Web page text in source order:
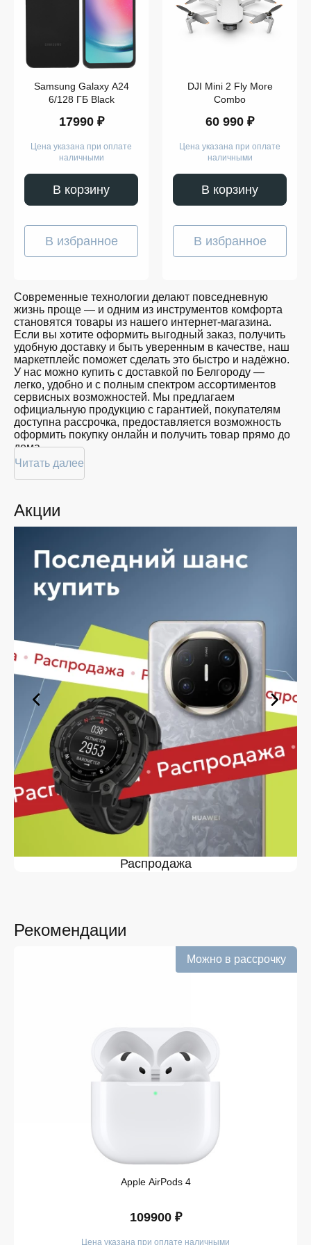
Компьютеры
Гаджеты
Аксессуары
Apple
Samsung
наушники
пылесосы
Выпрямители
волос
Стайлеры
и
работа
Забота
о
близких
Красота
Спорт
Для
дома
Цена
от
до
Показать
ещё
Память
128
GB
Samsung Galaxy A24
6/128 ГБ Black
17990 ₽
Цена указана при оплате
наличными
В корзину
В избранное
DJI Mini 2 Fly More
Combo
60 990 ₽
Цена указана при оплате
наличными
В корзину
В избранное
Современные технологии делают повседневную
жизнь проще — и одним из инструментов комфорта
становятся товары из нашего интернет-магазина.
Если вы хотите оформить выгодный заказ, получить
удобную доставку и быть уверенным в качестве, наш
маркетплейс поможет сделать это быстро и надёжно.
У нас можно купить с доставкой по Белгороду —
легко, удобно и с полным спектром ассортиментов
сервисных возможностей. Мы предлагаем
официальную продукцию с гарантией, покупателям
доступна рассрочка, предоставляется возможность
оформить покупку онлайн и получить товар прямо до
дома.
Покупателям доступна покупка по привлекательной
цене: мы регулярно обновляем ассортимент, следим
выбор продукции. В нашем магазине в Белгороде вы
всегда найдёте нужный продукт в нужный момент.
объема, с возможностью выполнить бесплатную
доставку.
Планируете покупку в рассрочку? У нас есть такая
услуга. Мы предлагаем удобные условия оплаты,
выберите нужную позицию, добавьте в корзину и
оформите заявку — купить в Белгороде вы сможете в
кратчайшие сроки.
Ассортимент в магазине iSpace в
Белгороде
На нашей торговой платформе представлен широкий
выбор продукции. Среди ассортимента, как новинки
рынка, так и проверенные временем модели. Каждый
продукт в каталоге соответствует стандартам
качества. Вы можете выбрать и заказать в Белгороде
в удобной конфигурации и с доступной ценой.
Мы постоянно обновляем ассортимент, отслеживаем
наличие, поддерживаем актуальность информации,
касающейся цен и наличия. Благодаря этому клиенты
получают лучшие предложения и экономят своё
время. Преимущества покупки у нас:
Подтверждённое наличие на складе.
Информация о наличии обновляется в режиме
покупки по всем ассортиментам с рассрочкой.
При необходимости можно уточнить детали по
рассрочке прямо в карточке товара.
Оперативная доставка по Белгороду. Курьерская
Такой подход делает покупку простой и безопасной.
Мы гарантируем, что вы получите именно тот продукт,
подтверждёнными характеристиками и официальной
Читать далее
Акции
Распродажа
Рекомендации
Можно в рассрочку
Apple AirPods 4
109900 ₽
Цена указана при оплате наличными